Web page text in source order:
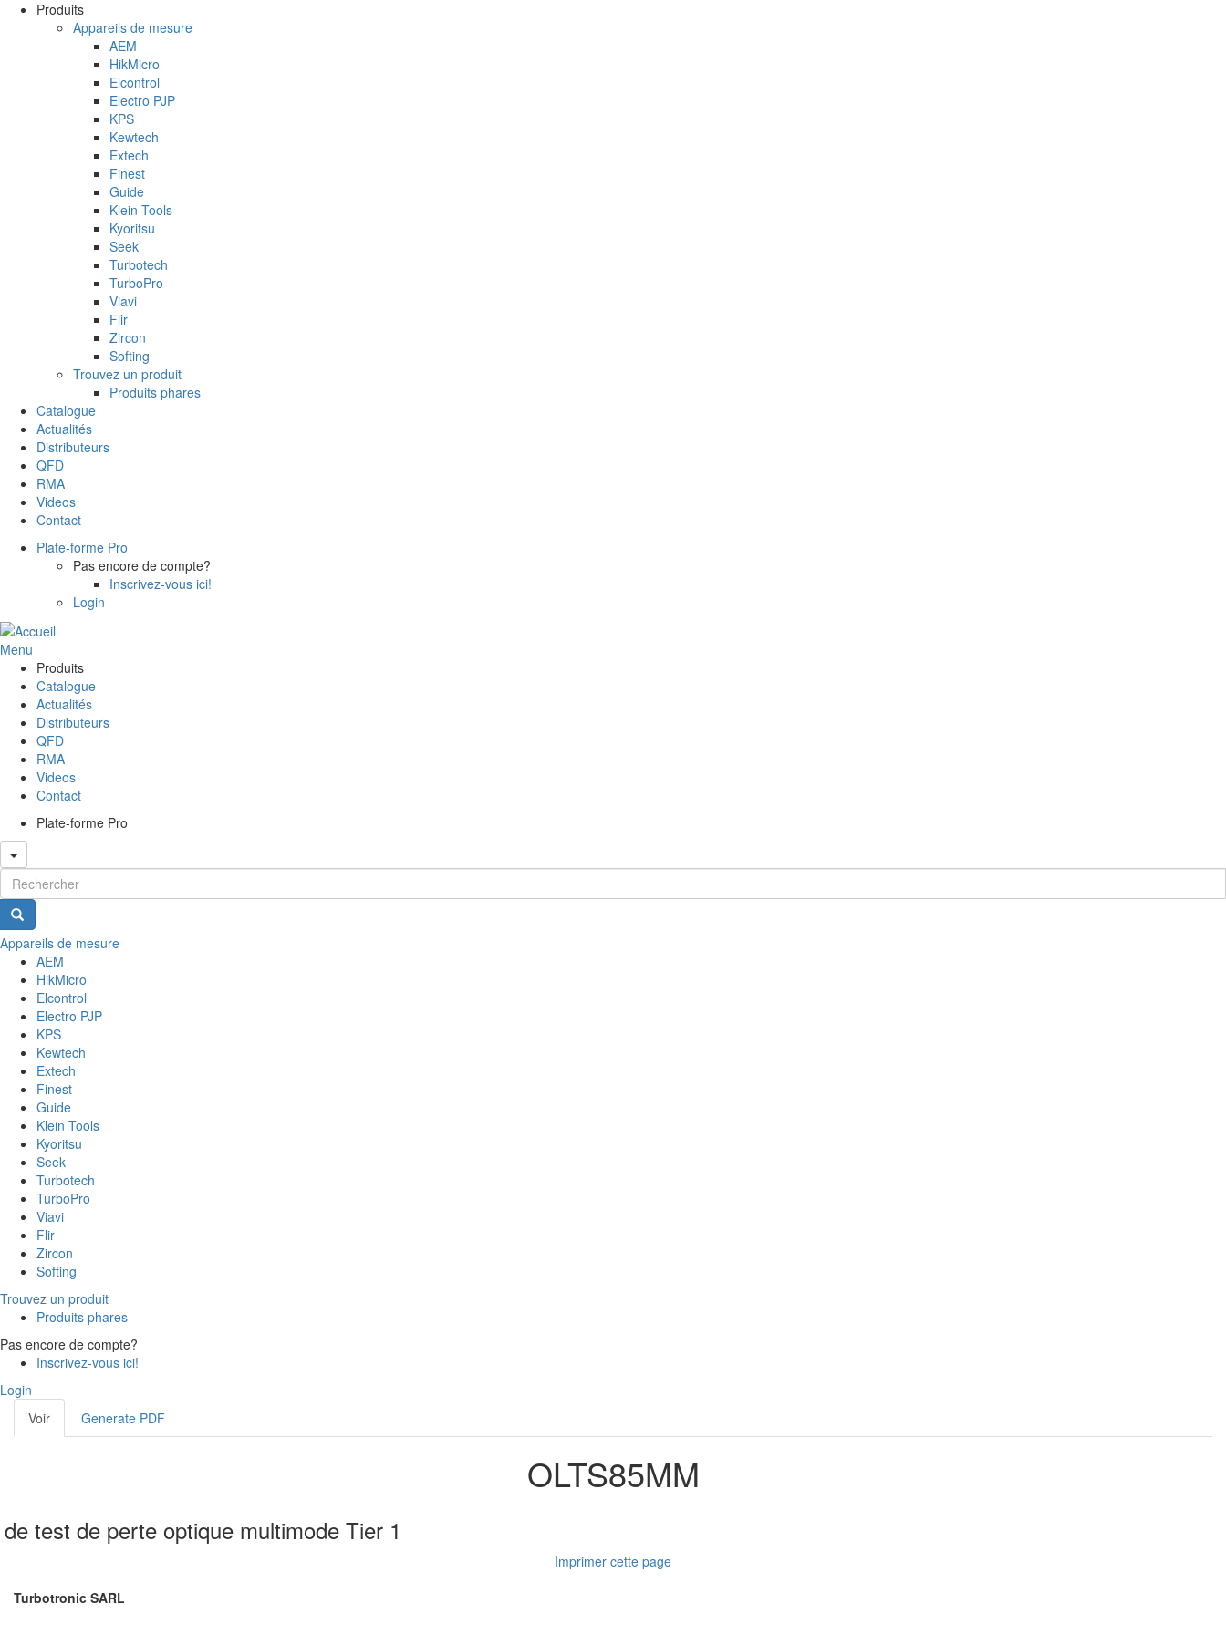
Aller au contenu principal
Produits
Appareils de mesure
AEM
HikMicro
Elcontrol
Electro PJP
KPS
Kewtech
Extech
Finest
Guide
Klein Tools
Kyoritsu
Seek
Turbotech
TurboPro
Viavi
Flir
Zircon
Softing
Trouvez un produit
Produits phares
Catalogue
Actualités
Distributeurs
QFD
RMA
Videos
Contact
Plate-forme Pro
Pas encore de compte?
Inscrivez-vous ici!
Login
Menu
Produits
Catalogue
Actualités
Distributeurs
QFD
RMA
Videos
Contact
Plate-forme Pro
Formulaire de recherche
Appareils de mesure
AEM
HikMicro
Elcontrol
Electro PJP
KPS
Kewtech
Extech
Finest
Guide
Klein Tools
Kyoritsu
Seek
Turbotech
TurboPro
Viavi
Flir
Zircon
Softing
Trouvez un produit
Produits phares
Pas encore de compte?
Inscrivez-vous ici!
Login
Onglets principaux
Voir (onglet
actif)
Generate PDF
OLTS85MM
test de perte optique multimode Tier 1
Imprimer cette page
Turbotronic SARL